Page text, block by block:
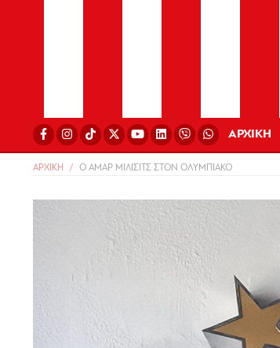
ΑΡΧΙΚΗ
ΑΡΧΙΚΗ Ο ΑΜΑΡ ΜΙΛΙΣΙΤΣ ΣΤΟΝ ΟΛΥΜΠΙΑΚΟ